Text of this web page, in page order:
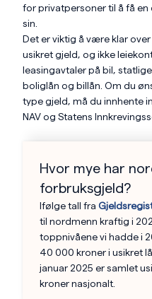
for privatpersoner til å få
sin.
Det er viktig å være klar
usikret gjeld, og ikke
leasingavtaler på bil,
boliglån og billån. Om du
type gjeld, må du innhente
NAV og Statens
Hvor mye har
forbruksgjeld?
Ifølge tall fra
til nordmenn kraftig i
toppnivåene vi hadde i
40 000 kroner i usikret
januar 2025 er samlet
kroner nasjonalt.